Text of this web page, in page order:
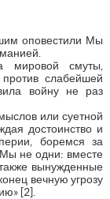
оповестили Мы
мировой смуты,
слабейшей
войну не раз
или суетной
достоинство и
боремся за
не одни: вместе
вынужденные
вечную угрозу
[2].